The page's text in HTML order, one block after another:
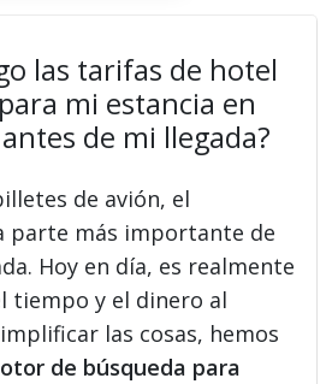
las tarifas de hotel
mi estancia en
de mi llegada?
de avión, el
parte más importante de
Hoy en día, es realmente
tiempo y el dinero al
las cosas, hemos
de búsqueda para